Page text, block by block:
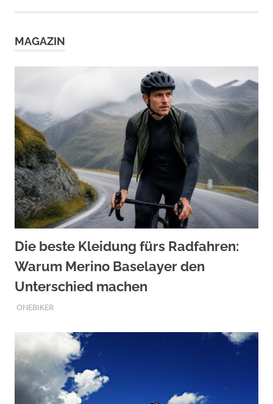
MAGAZIN
Die beste Kleidung fürs Radfahren:
Warum Merino Baselayer den
Unterschied machen
JULI 27, 2026
ONEBIKER